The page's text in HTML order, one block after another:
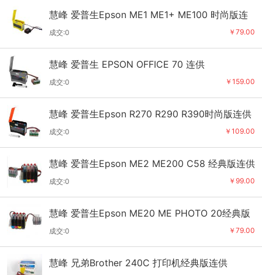
慧峰 爱普生Epson ME1 ME1+ ME100 时尚版连
供
￥79.00
成交:0
慧峰 爱普生 EPSON OFFICE 70 连供
￥159.00
成交:0
慧峰 爱普生Epson R270 R290 R390时尚版连供
￥109.00
成交:0
慧峰 爱普生Epson ME2 ME200 C58 经典版连供
￥99.00
成交:0
慧峰 爱普生Epson ME20 ME PHOTO 20经典版
连供
￥79.00
成交:0
慧峰 兄弟Brother 240C 打印机经典版连供